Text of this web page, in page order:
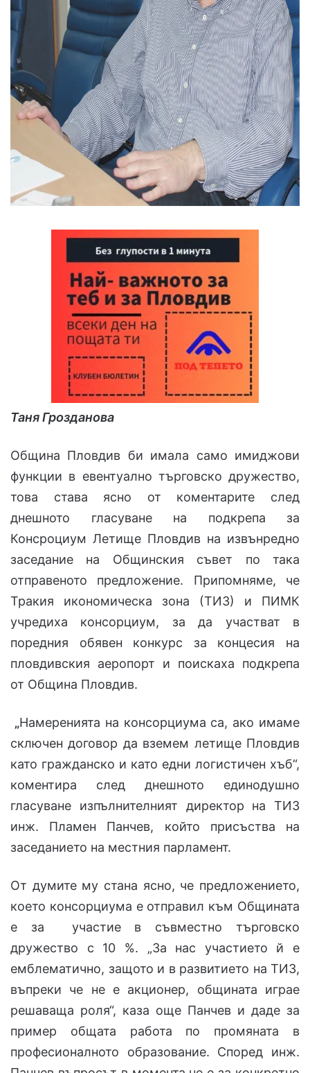
Таня Грозданова
Община Пловдив би имала само имиджови
функции в евентуално търговско дружество,
това става ясно от коментарите след
днешното гласуване на подкрепа за
Консроциум Летище Пловдив на извънредно
заседание на Общинския съвет по така
отправеното предложение. Припомняме, че
Тракия икономическа зона (ТИЗ) и ПИМК
учредиха консорциум, за да участват в
поредния обявен конкурс за концесия на
пловдивския аеропорт и поискаха подкрепа
от Община Пловдив.
„Намеренията на консорциума са, ако имаме
сключен договор да вземем летище Пловдив
като гражданско и като едни логистичен хъб“,
коментира след днешното единодушно
гласуване изпълнителният директор на ТИЗ
инж. Пламен Панчев, който присъства на
заседанието на местния парламент.
От думите му стана ясно, че предложението,
което консорциума е отправил към Общината
е за участие в съвместно търговско
дружество с 10 %. „За нас участието й е
емблематично, защото и в развитието на ТИЗ,
въпреки че не е акционер, общината играе
решаваща роля“, каза още Панчев и даде за
пример общата работа по промяната в
професионалното образование. Според инж.